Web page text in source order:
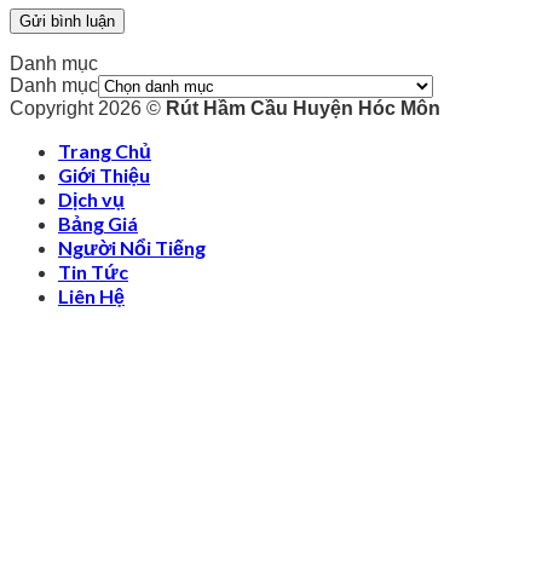
Danh mục
Danh mục
Copyright 2026 © Rút Hầm Cầu Huyện Hóc Môn
Trang Chủ
Giới Thiệu
Dịch vụ
Bảng Giá
Người Nổi Tiếng
Tin Tức
Liên Hệ